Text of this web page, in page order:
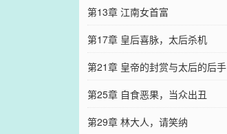
第13章 江南女首富
第17章 皇后喜脉，太后杀机
第21章 皇帝的封赏与太后的后手
第25章 自食恶果，当众出丑
第29章 林大人，请笑纳